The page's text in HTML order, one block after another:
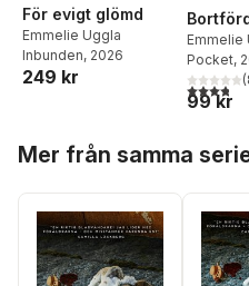
För evigt glömd
Emmelie Uggla
Inbunden, 2026
249 kr
Emmelie
Pocket,
3,8utav 5(
99 kr
Mer från samma